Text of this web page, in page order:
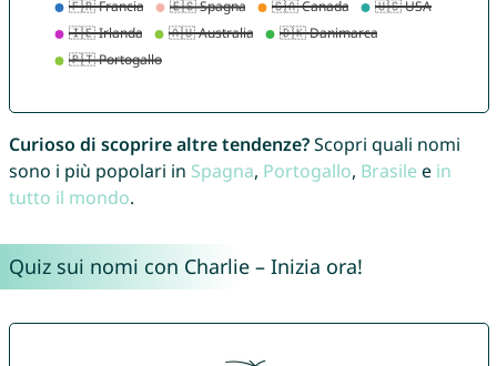
Curioso di scoprire altre tendenze?Scopri quali nomi
sono i più popolari in Spagna, Portogallo, Brasile e in
tutto il mondo.
Quiz sui nomi con Charlie – Inizia ora!